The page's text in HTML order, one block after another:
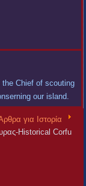
the Chief of scouting
our island.
για Ιστορία
Historical Corfu